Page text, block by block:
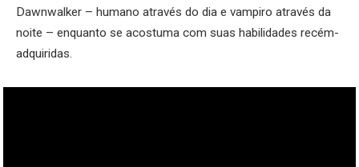
Dawnwalker – humano através do dia e vampiro através da
noite – enquanto se acostuma com suas habilidades recém-
adquiridas.